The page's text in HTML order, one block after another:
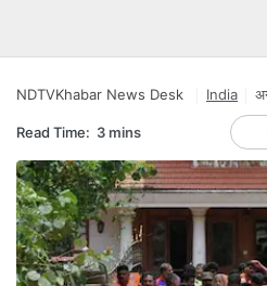
NDTVKhabar News Desk India
Read Time: 3 mins